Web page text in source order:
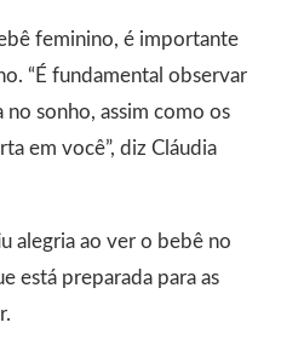
feminino, é importante
“É fundamental observar
no sonho, assim como os
em você”, diz Cláudia
alegria ao ver o bebê no
está preparada para as